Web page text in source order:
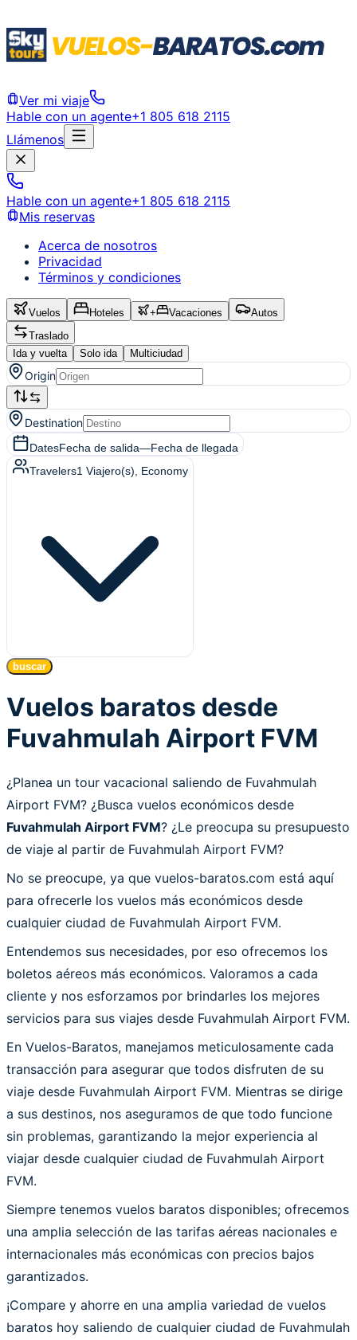
Ver mi viaje
Hable con un agente+1 805 618 2115
Llámenos
Hable con un agente+1 805 618 2115
Mis reservas
Acerca de nosotros
Privacidad
Términos y condiciones
Vuelos Hoteles + Vacaciones
Autos
Traslado
Ida y vuelta
Solo ida Multiciudad
Origin
Destination
DatesFecha de salida—Fecha de llegada
Travelers1 Viajero(s) , Economy
buscar
Vuelos baratos desde
Fuvahmulah Airport FVM
¿Planea un tour vacacional saliendo de Fuvahmulah
Airport FVM? ¿Busca vuelos económicos desde
Fuvahmulah Airport FVM? ¿Le preocupa su presupuesto
de viaje al partir de Fuvahmulah Airport FVM?
No se preocupe, ya que vuelos-baratos.com está aquí
para ofrecerle los vuelos más económicos desde
cualquier ciudad de Fuvahmulah Airport FVM.
Entendemos sus necesidades, por eso ofrecemos los
boletos aéreos más económicos. Valoramos a cada
cliente y nos esforzamos por brindarles los mejores
servicios para sus viajes desde Fuvahmulah Airport FVM.
En Vuelos-Baratos, manejamos meticulosamente cada
transacción para asegurar que todos disfruten de su
viaje desde Fuvahmulah Airport FVM. Mientras se dirige
a sus destinos, nos aseguramos de que todo funcione
sin problemas, garantizando la mejor experiencia al
viajar desde cualquier ciudad de Fuvahmulah Airport
FVM.
Siempre tenemos vuelos baratos disponibles; ofrecemos
una amplia selección de las tarifas aéreas nacionales e
internacionales más económicas con precios bajos
garantizados.
¡Compare y ahorre en una amplia variedad de vuelos
baratos hoy saliendo de cualquier ciudad de Fuvahmulah